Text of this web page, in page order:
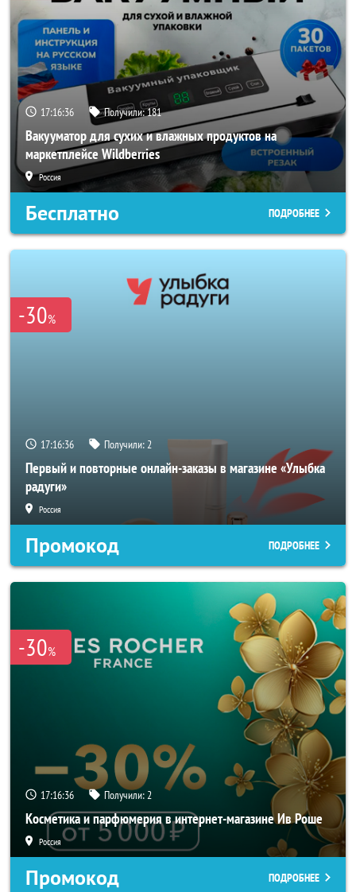
17:16:34 Получили:181
Вакууматор для сухих и влажных продуктов на
маркетплейсе Wildberries
Россия
Бесплатно ПОДРОБНЕЕ
-30%
17:16:34 Получили:2
Первый и повторные онлайн-заказы в магазине «Улыбка
радуги»
Россия
Промокод ПОДРОБНЕЕ
-30%
17:16:34 Получили:2
Косметика и парфюмерия в интернет-магазине Ив Роше
Россия
Промокод ПОДРОБНЕЕ